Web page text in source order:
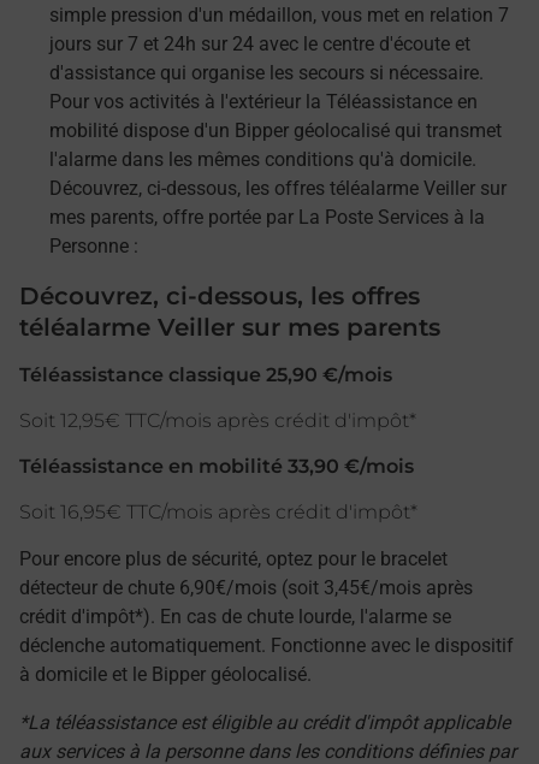
simple pression d'un médaillon, vous met en relation 7
jours sur 7 et 24h sur 24 avec le centre d'écoute et
d'assistance qui organise les secours si nécessaire.
Pour vos activités à l'extérieur la Téléassistance en
mobilité dispose d'un Bipper géolocalisé qui transmet
l'alarme dans les mêmes conditions qu'à domicile.
Découvrez, ci-dessous, les offres téléalarme Veiller sur
mes parents, offre portée par La Poste Services à la
Personne :
Découvrez, ci-dessous, les offres
téléalarme Veiller sur mes parents
Téléassistance classique 25,90 €/mois
Soit 12,95€ TTC/mois après crédit d'impôt*
Téléassistance en mobilité 33,90 €/mois
Soit 16,95€ TTC/mois après crédit d'impôt*
Pour encore plus de sécurité, optez pour le bracelet
détecteur de chute 6,90€/mois (soit 3,45€/mois après
crédit d'impôt*). En cas de chute lourde, l'alarme se
déclenche automatiquement. Fonctionne avec le dispositif
à domicile et le Bipper géolocalisé.
*La téléassistance est éligible au crédit d'impôt applicable
aux services à la personne dans les conditions définies par